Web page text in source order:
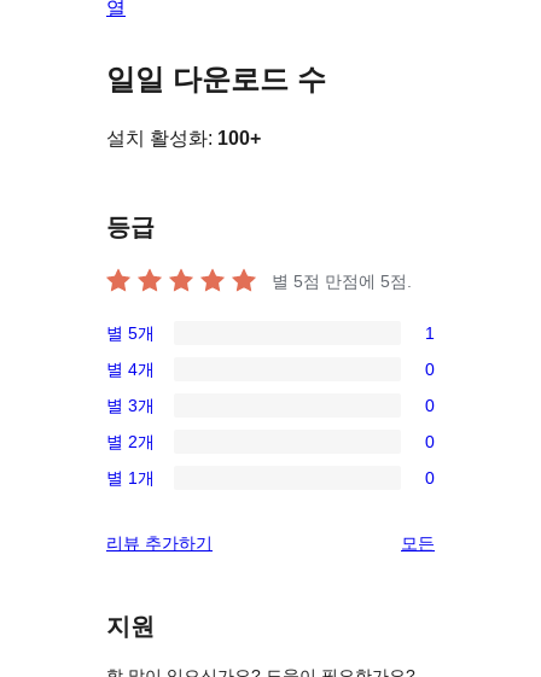
열
일일 다운로드 수
설치 활성화: 100+
등급
별 5점 만점에 5점.
1/5-
별
점
후
기
별 5개 1
0/4-
별
점
후
별 4개 0
0/3-
별
점
기
별 3개 0
0/2-
별
후
별 2개 0
0/1-
점
기
별 1개 0
리뷰 추가하기 모든
지원